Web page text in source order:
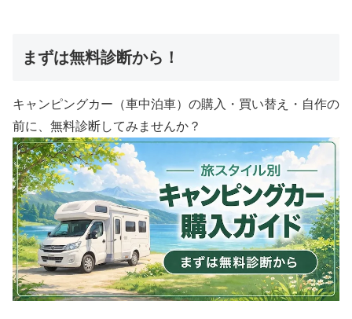
まずは無料診断から！
キャンピングカー（車中泊車）の購入・買い替え・自作の
前に、無料診断してみませんか？